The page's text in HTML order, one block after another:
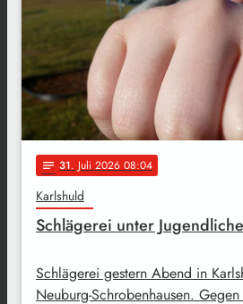
notes 31. Juli 2026 08:04
Karlshuld
Schlägerei unter
Schlägerei gestern Abend in
Neuburg-Schrobenhausen.